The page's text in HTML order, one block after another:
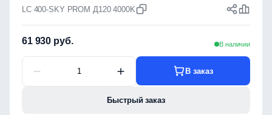
LC 400-SKY PROM Д120 4000K
61 930 руб. В наличии
В заказ
Быстрый заказ